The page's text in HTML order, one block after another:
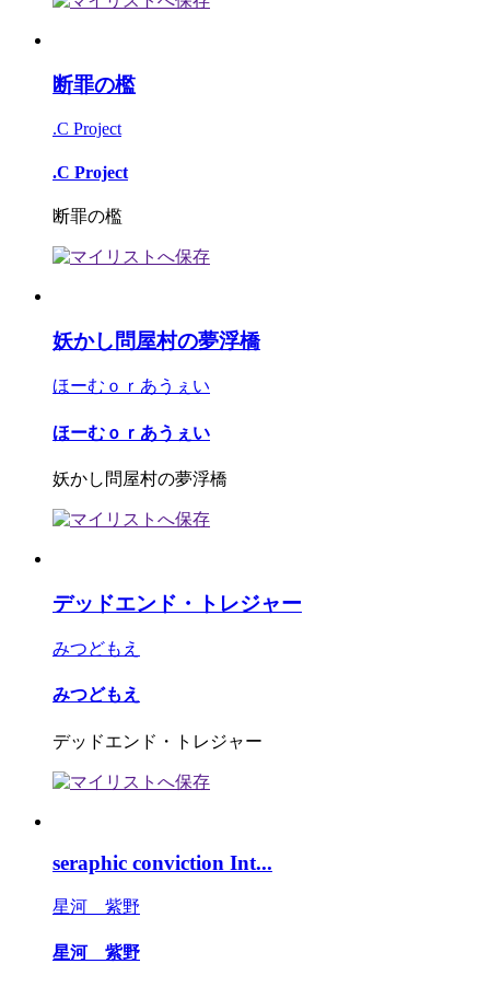
断罪の檻
.C Project
.C Project
断罪の檻
妖かし問屋村の夢浮橋
ほーむｏｒあうぇい
ほーむｏｒあうぇい
妖かし問屋村の夢浮橋
デッドエンド・トレジャー
みつどもえ
みつどもえ
デッドエンド・トレジャー
seraphic conviction Int...
星河 紫野
星河 紫野